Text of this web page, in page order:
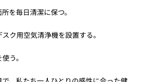
を毎日清潔に保つ。
ク用空気清浄機を設置する。
う。